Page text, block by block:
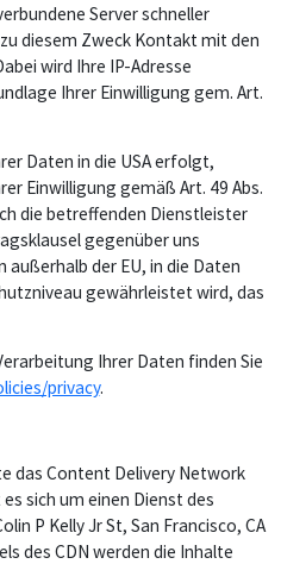
Server schneller
diesem Zweck Kontakt mit den
wird Ihre IP-Adresse
Ihrer Einwilligung gem. Art.
Daten in die USA erfolgt,
Einwilligung gemäß Art. 49 Abs.
die betreffenden Dienstleister
gegenüber uns
der EU, in die Daten
gewährleistet wird, das
Ihrer Daten finden Sie
privacy.
das Content Delivery Network
sich um einen Dienst des
P Kelly Jr St, San Francisco, CA
des CDN werden die Inhalte